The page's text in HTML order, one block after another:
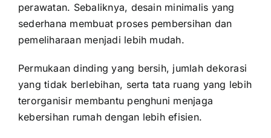
perawatan. Sebaliknya, desain minimalis yang
sederhana membuat proses pembersihan dan
pemeliharaan menjadi lebih mudah.
Permukaan dinding yang bersih, jumlah dekorasi
yang tidak berlebihan, serta tata ruang yang lebih
terorganisir membantu penghuni menjaga
kebersihan rumah dengan lebih efisien.